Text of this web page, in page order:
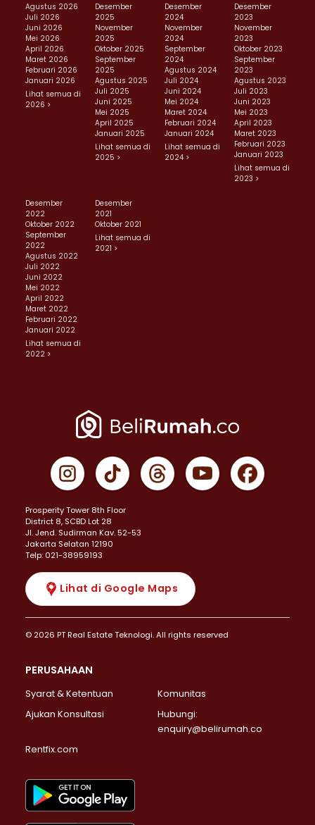
Agustus 2026
Juli 2026
Juni 2026
Mei 2026
April 2026
Maret 2026
Februari 2026
Januari 2026
Lihat semua di
2026 >
Desember
2025
November
2025
Oktober 2025
September
2025
Agustus 2025
Juli 2025
Juni 2025
Mei 2025
April 2025
Januari 2025
Lihat semua di
2025 >
Desember
2024
November
2024
September
2024
Agustus 2024
Juli 2024
Juni 2024
Mei 2024
Maret 2024
Februari 2024
Januari 2024
Lihat semua di
2024 >
Desember
2023
November
2023
Oktober 2023
September
2023
Agustus 2023
Juli 2023
Juni 2023
Mei 2023
April 2023
Maret 2023
Februari 2023
Januari 2023
Lihat semua di
2023 >
Desember
2022
Oktober 2022
September
2022
Agustus 2022
Juli 2022
Juni 2022
Mei 2022
April 2022
Maret 2022
Februari 2022
Januari 2022
Lihat semua di
2022 >
Desember
2021
Oktober 2021
Lihat semua di
2021 >
Prosperity Tower 8th Floor
District 8, SCBD Lot 28
JI. Jend. Sudirman Kav. 52-53
Jakarta Selatan 12190
Telp: 021-38959193
Lihat di Google Maps
© 2026 PT Real Estate Teknologi. All rights reserved
PERUSAHAAN
Syarat & Ketentuan
Komunitas
Ajukan Konsultasi
Hubungi:
enquiry@belirumah.co
Rentfix.com